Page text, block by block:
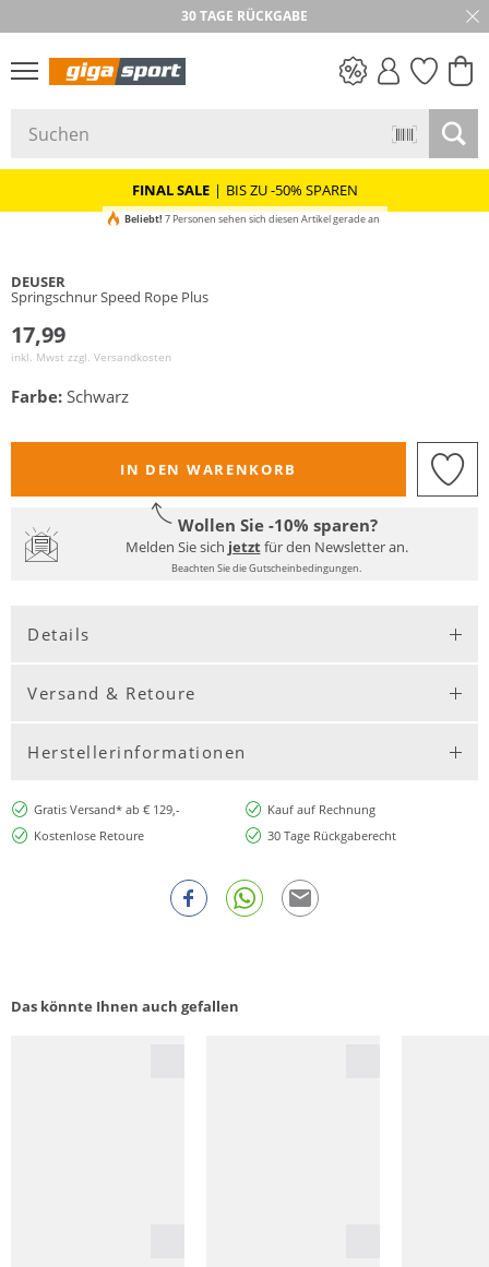
30 TAGE RÜCKGABE
FINAL SALE | BIS ZU -50% SPAREN
Beliebt! 7 Personen sehen sich diesen Artikel gerade an
DEUSER
Springschnur Speed Rope Plus
17,99
inkl. Mwst zzgl. Versandkosten
Farbe: Schwarz
IN DEN WARENKORB
Wollen Sie -10% sparen?
Melden Sie sich jetztfür den Newsletter an.
Beachten Sie die Gutscheinbedingungen.
Details
Versand & Retoure
Herstellerinformationen
Gratis Versand* ab € 129,-
Kauf auf Rechnung
Kostenlose Retoure
30 Tage Rückgaberecht
Das könnte Ihnen auch gefallen